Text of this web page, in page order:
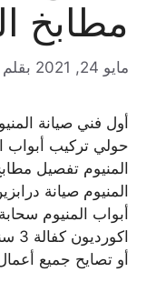
مطابخ
مايو 24, 2021 بقلم
أول فني صيانة
حولي تركيب أبواب
المنيوم تفصيل
المنيوم صيانة
أبواب المنيوم
أو تصايح جميع